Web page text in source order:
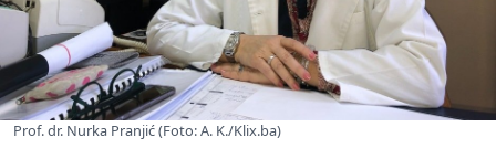
Prof. dr. Nurka Pranjić (Foto: A. K./Klix.ba)